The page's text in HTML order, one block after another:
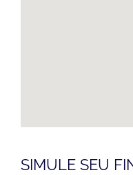
SIMULE SEU